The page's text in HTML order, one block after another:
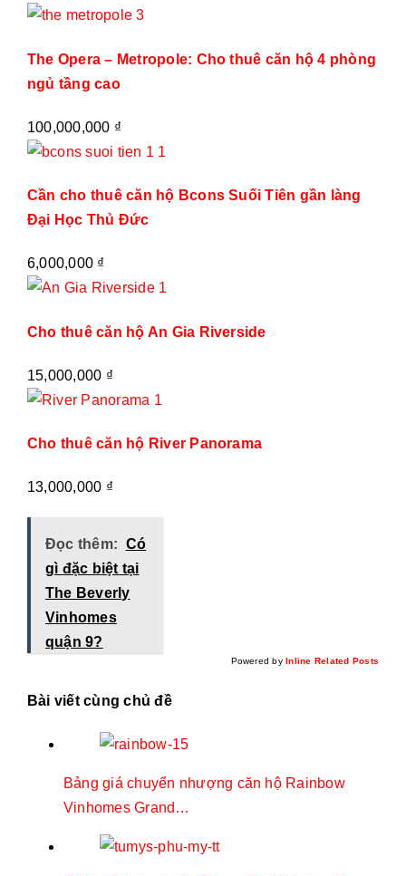
The Opera – Metropole: Cho thuê căn hộ 4 phòng
ngủ tầng cao
100,000,000 ₫
Cần cho thuê căn hộ Bcons Suối Tiên gần làng
Đại Học Thủ Đức
6,000,000 ₫
Cho thuê căn hộ An Gia Riverside
15,000,000 ₫
Cho thuê căn hộ River Panorama
13,000,000 ₫
Đọc thêm: Có
gì đặc biệt tại
The Beverly
Vinhomes
quận 9?
Powered by Inline Related Posts
Bài viết cùng chủ đề
Bảng giá chuyển nhượng căn hộ Rainbow
Vinhomes Grand…